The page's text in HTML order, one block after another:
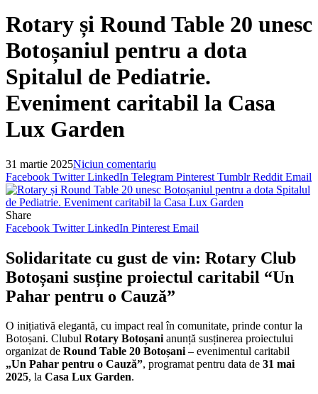
Rotary și Round Table 20 unesc
Botoșaniul pentru a dota
Spitalul de Pediatrie.
Eveniment caritabil la Casa
Lux Garden
31 martie 2025Niciun comentariu
Facebook Twitter LinkedIn Telegram Pinterest Tumblr Reddit Email
Share
Facebook Twitter LinkedIn Pinterest Email
Solidaritate cu gust de vin: Rotary Club
Botoșani susține proiectul caritabil “Un
Pahar pentru o Cauză”
O inițiativă elegantă, cu impact real în comunitate, prinde contur la
Botoșani. Clubul Rotary Botoșanianunță susținerea proiectului
organizat de Round Table 20 Botoșani– evenimentul caritabil
„Un Pahar pentru o Cauză”, programat pentru data de 31 mai
2025, la Casa Lux Garden.